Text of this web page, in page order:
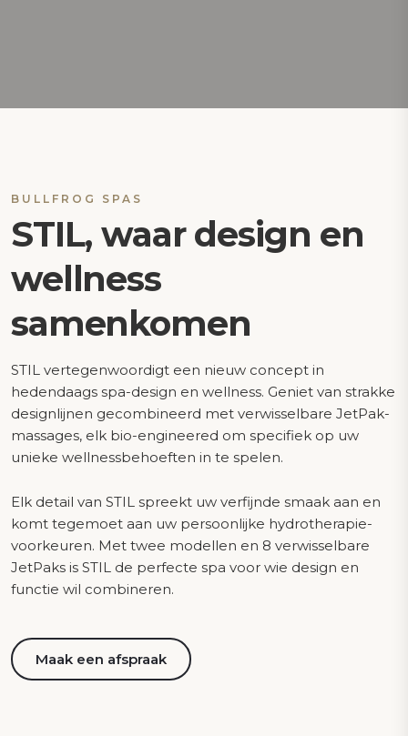
BULLFROG SPAS
STIL, waar design en
wellness
samenkomen
STIL vertegenwoordigt een nieuw concept in
hedendaags spa-design en wellness. Geniet van strakke
designlijnen gecombineerd met verwisselbare JetPak-
massages, elk bio-engineered om specifiek op uw
unieke wellnessbehoeften in te spelen.
Elk detail van STIL spreekt uw verfijnde smaak aan en
komt tegemoet aan uw persoonlijke hydrotherapie-
voorkeuren. Met twee modellen en 8 verwisselbare
JetPaks is STIL de perfecte spa voor wie design en
functie wil combineren.
Maak een afspraak